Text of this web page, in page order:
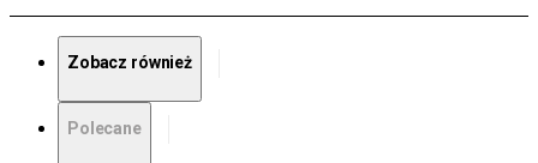
Zobacz również
Polecane